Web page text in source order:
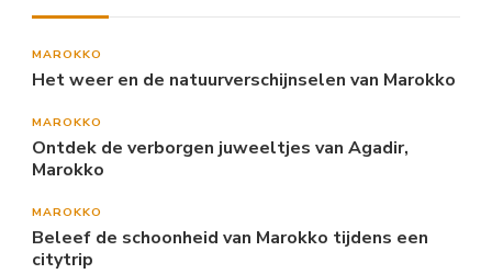
MAROKKO
Het weer en de natuurverschijnselen van Marokko
MAROKKO
Ontdek de verborgen juweeltjes van Agadir,
Marokko
MAROKKO
Beleef de schoonheid van Marokko tijdens een
citytrip